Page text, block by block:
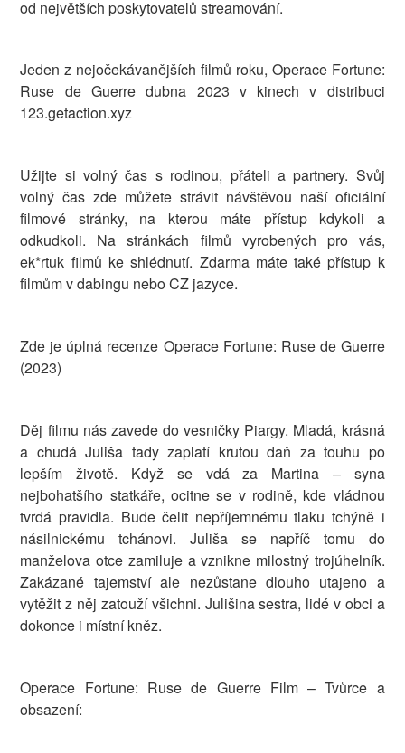
od největších poskytovatelů streamování.
Jeden z nejočekávanějších filmů roku, Operace Fortune:
Ruse de Guerre dubna 2023 v kinech v distribuci
123.getaction.xyz
Užijte si volný čas s rodinou, přáteli a partnery. Svůj
volný čas zde můžete strávit návštěvou naší oficiální
filmové stránky, na kterou máte přístup kdykoli a
odkudkoli. Na stránkách filmů vyrobených pro vás,
ek*rtuk filmů ke shlédnutí. Zdarma máte také přístup k
filmům v dabingu nebo CZ jazyce.
Zde je úplná recenze Operace Fortune: Ruse de Guerre
(2023)
Děj filmu nás zavede do vesničky Piargy. Mladá, krásná
a chudá Juliša tady zaplatí krutou daň za touhu po
lepším životě. Když se vdá za Martina – syna
nejbohatšího statkáře, ocitne se v rodině, kde vládnou
tvrdá pravidla. Bude čelit nepříjemnému tlaku tchýně i
násilnickému tchánovi. Juliša se napříč tomu do
manželova otce zamiluje a vznikne milostný trojúhelník.
Zakázané tajemství ale nezůstane dlouho utajeno a
vytěžit z něj zatouží všichni. Julišina sestra, lidé v obci a
dokonce i místní kněz.
Operace Fortune: Ruse de Guerre Film – Tvůrce a
obsazení: